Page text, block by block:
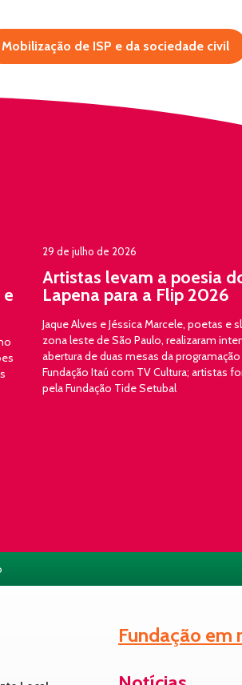
Mobilização de ISP e da sociedade civil
29 de julho de 2026
Artistas levam a poesia
Lapena para a Flip 2026
Jaque Alves e Jéssica Marcele, poetas e
zona leste de São Paulo, realizaram
abertura de duas mesas da
Fundação Itaú com TV Cultura; artistas
pela Fundação Tide Setubal
Fundação em